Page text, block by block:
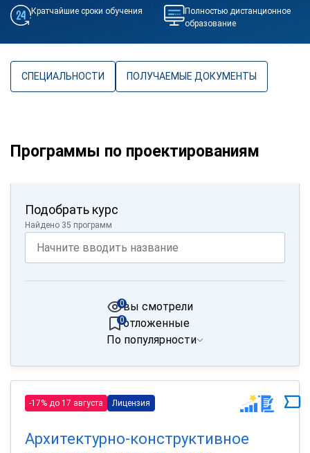
Кратчайшие сроки обучения
Полностью дистанционное
образование
СПЕЦИАЛЬНОСТИ ПОЛУЧАЕМЫЕ ДОКУМЕНТЫ
Программы по проектированиям
Подобрать курс
Найдено 35 программ
вы смотрели
0
отложенные
0
По популярности
-17% до 17 августа Лицензия
Архитектурно-конструктивное